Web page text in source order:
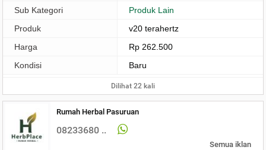
Sub Kategori
Produk Lain
Produk
v20 terahertz
Harga
Rp 262.500
Kondisi
Baru
Dilihat 22 kali
Rumah Herbal Pasuruan
08233680 ..
Semua iklan